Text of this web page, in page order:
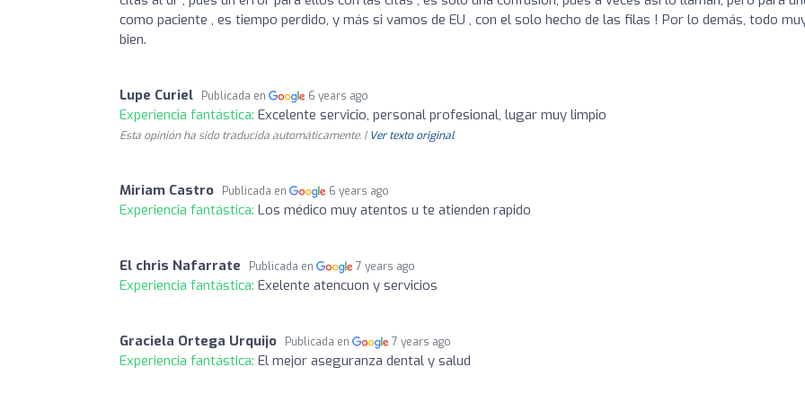
como paciente , es tiempo perdido, y más si vamos de EU , con el solo hecho de las filas ! Por lo demás, todo
bien.
Lupe Curiel Publicada en 6 years ago
Experiencia fantástica: Excelente servicio, personal profesional, lugar muy limpio
Esta opinión ha sido traducida automáticamente. | Ver texto original
Miriam Castro Publicada en 6 years ago
Experiencia fantástica: Los médico muy atentos u te atienden rapido
El chris Nafarrate Publicada en 7 years ago
Experiencia fantástica: Exelente atencuon y servicios
Graciela Ortega Urquijo Publicada en 7 years ago
Experiencia fantástica: El mejor aseguranza dental y salud